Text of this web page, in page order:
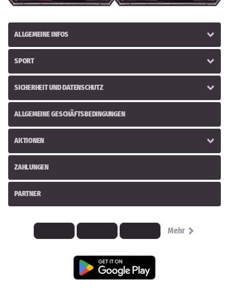
ALLGEMEINE INFOS
SPORT
SICHERHEIT UND DATENSCHUTZ
ALLGEMEINE GESCHÄFTSBEDINGUNGEN
AKTIONEN
ZAHLUNGEN
PARTNER
Mehr